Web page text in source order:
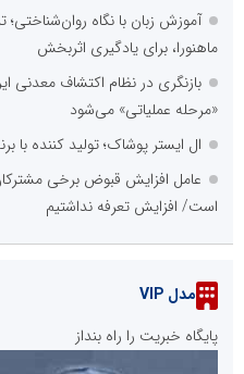
آموزش زبان با نگاه
ماهنورا، برای یادگیری اثربخش
بازنگری در نظام اکتشاف معدنی
«مرحله عملیاتی» می‌شود
ال ایستر پوشاک؛ تولید کننده با
عامل افزایش قبوض برخی
است/ افزایش تعرفه نداشتیم
مدل VIP
پایگاه خبریت را راه بنداز